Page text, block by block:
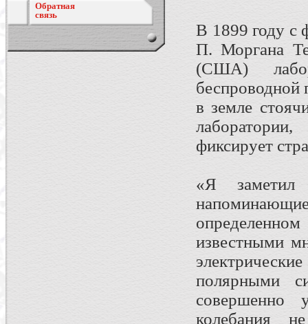
Обратная
связь
В 1899 году с
П. Моргана
(США)
беспроводной
в земле
фиксирует
«Я заметил
известными
полярными
совершенно
колебания